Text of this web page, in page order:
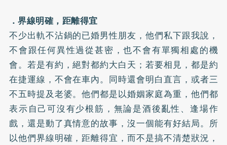
．界線明確，距離得宜
不少出軌不沾鍋的已婚男性朋友，他們私下跟我說，
不會跟任何異性過從甚密，也不會有單獨相處的機
會。若是有約，絕對都約大白天；若要相見，都是約
在捷運線，不會在車內。同時還會明白直言，或者三
不五時提及老婆。他們都是以婚姻家庭為重，他們都
表示自己可沒有少根筋，無論是酒後亂性、逢場作
戲，還是動了真情意的故事，沒一個能有好結局。所
以他們界線明確，距離得宜，而不是搞不清楚狀況，